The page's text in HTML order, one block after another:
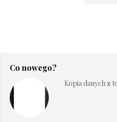
Co nowego?
Kopia danych z